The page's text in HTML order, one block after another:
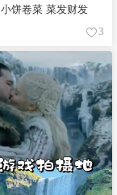
2026开局：小饼卷菜 菜发财发
3